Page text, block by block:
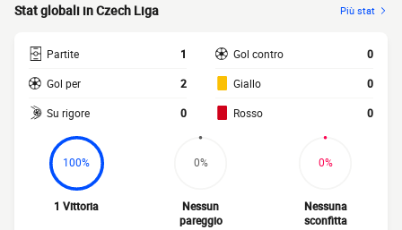
Stat globali in Czech Liga Più stat
Partite 1
Gol per 2
Su rigore 0
Gol contro 0
Giallo 0
Rosso 0
100%
1 Vittoria
0%
Nessun
pareggio
0%
Nessuna
sconfitta